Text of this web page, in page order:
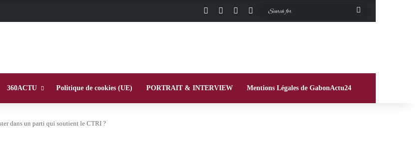
Facebook InstagramSwitch skin
360ACTU Politique de cookies (UE) PORTRAIT & INTERVIEW Mentions Légales de GabonActu24
dans un parti qui soutient le CTRI ?